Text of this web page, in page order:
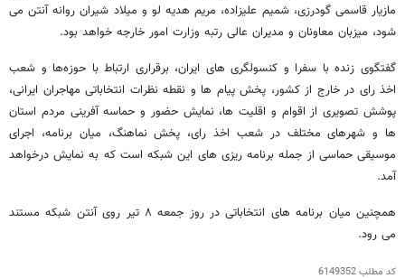
مازیار قاسمی گودرزی، شمیم علیزاده، مریم هدیه لو و میلاد شیران روانه آنتن می
شود، میزبان معاونان و مدیران عالی رتبه وزارت امور خارجه خواهد بود.
گفتگوی زنده با سفرا و کنسولگری های ایران، برقراری ارتباط با حوزه‌ها و شعب
اخذ رای در خارج از کشور، پخش پیام ها و نقطه نظرات انتخاباتی مهاجران ایرانی،
پوشش تصویری از اقوام و اقلیت ها، نمایش حضور و حماسه آفرینی مردم استان
ها و شهرهای مختلف در شعب اخذ رای، پخش نماهنگ، میان برنامه، اجرای
موسیقی حماسی از جمله برنامه ریزی های این شبکه است که به نمایش درخواهد
آمد.
همچنین میان برنامه های انتخاباتی در روز جمعه ۸ تیر روی آنتن شبکه مستند
می رود.
کد مطلب6149352